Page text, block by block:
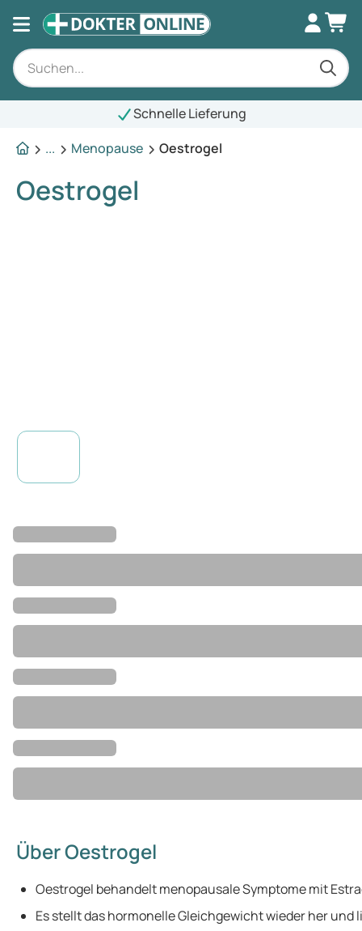
Schnelle Lieferung
...
Menopause Oestrogel
Oestrogel
Über Oestrogel
Oestrogel behandelt menopausale Symptome mit
Es stellt das hormonelle Gleichgewicht wieder her und